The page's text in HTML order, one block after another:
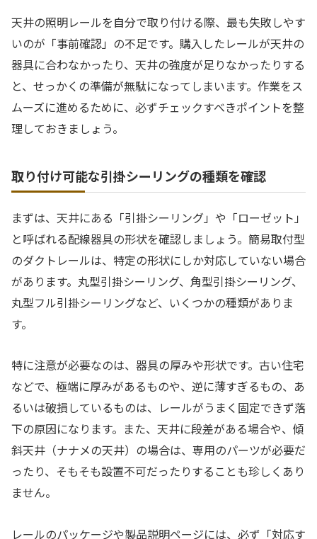
天井の照明レールを自分で取り付ける際、最も失敗しやす
いのが「事前確認」の不足です。購入したレールが天井の
器具に合わなかったり、天井の強度が足りなかったりする
と、せっかくの準備が無駄になってしまいます。作業をス
ムーズに進めるために、必ずチェックすべきポイントを整
理しておきましょう。
取り付け可能な引掛シーリングの種類を確認
まずは、天井にある「引掛シーリング」や「ローゼット」
と呼ばれる配線器具の形状を確認しましょう。簡易取付型
のダクトレールは、特定の形状にしか対応していない場合
があります。丸型引掛シーリング、角型引掛シーリング、
丸型フル引掛シーリングなど、いくつかの種類がありま
す。
特に注意が必要なのは、器具の厚みや形状です。古い住宅
などで、極端に厚みがあるものや、逆に薄すぎるもの、あ
るいは破損しているものは、レールがうまく固定できず落
下の原因になります。また、天井に段差がある場合や、傾
斜天井（ナナメの天井）の場合は、専用のパーツが必要だ
ったり、そもそも設置不可だったりすることも珍しくあり
ません。
レールのパッケージや製品説明ページには、必ず「対応す